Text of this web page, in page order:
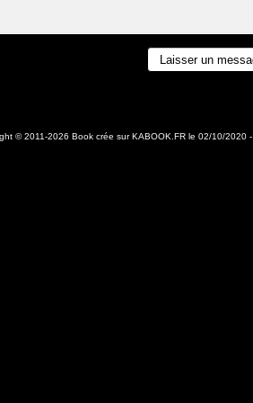
© 2011-2026 Book crée surKABOOK.FR le 02/10/2020 -